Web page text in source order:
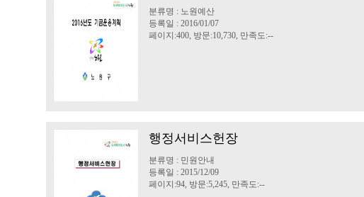
분류명 : 노원예산
등록일 : 2016/01/07
페이지:400, 방문:10,730, 만족도:--
행정서비스헌장
분류명 : 민원안내
등록일 : 2015/12/09
페이지:94, 방문:5,245, 만족도:--